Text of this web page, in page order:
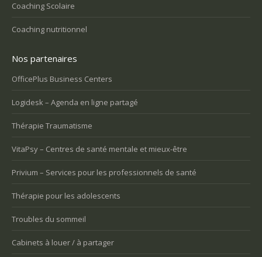
Coaching Scolaire
Coaching nutritionnel
Nos partenaires
OfficePlus Business Centers
Logidesk – Agenda en ligne partagé
Thérapie Traumatisme
VitaPsy – Centres de santé mentale et mieux-être
Privium – Services pour les professionnels de santé
Thérapie pour les adolescents
Troubles du sommeil
Cabinets à louer / à partager